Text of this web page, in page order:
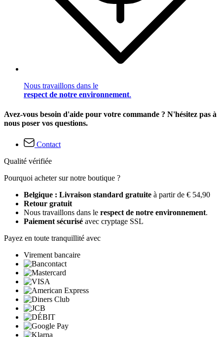
Nous travaillons dans le
respect de notre environnement.
Avez-vous besoin d'aide pour votre commande ? N'hésitez pas à
nous poser vos questions.
Contact
Qualité vérifiée
Pourquoi acheter sur notre boutique ?
Belgique : Livraison standard gratuite à partir de € 54,90
Retour gratuit
Nous travaillons dans le respect de notre environnement.
Paiement sécurisé avec cryptage SSL
Payez en toute tranquillité avec
Virement bancaire